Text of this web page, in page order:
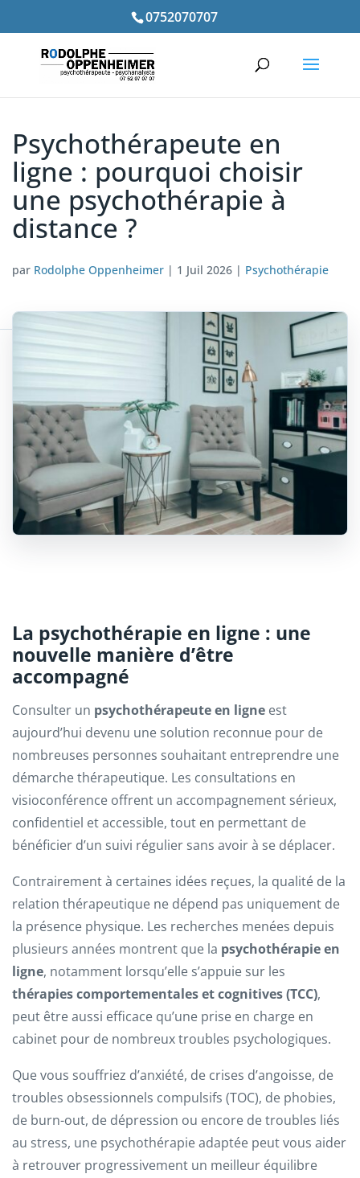
0752070707
Psychothérapeute en
ligne : pourquoi choisir
une psychothérapie à
distance ?
par Rodolphe Oppenheimer | 1 Juil 2026 | Psychothérapie
La psychothérapie en ligne : une
nouvelle manière d’être
accompagné
Consulter un psychothérapeute en ligne est
aujourd’hui devenu une solution reconnue pour de
nombreuses personnes souhaitant entreprendre une
démarche thérapeutique. Les consultations en
visioconférence offrent un accompagnement sérieux,
confidentiel et accessible, tout en permettant de
bénéficier d’un suivi régulier sans avoir à se déplacer.
Contrairement à certaines idées reçues, la qualité de la
relation thérapeutique ne dépend pas uniquement de
la présence physique. Les recherches menées depuis
plusieurs années montrent que la psychothérapie en
ligne, notamment lorsqu’elle s’appuie sur les
thérapies comportementales et cognitives (TCC),
peut être aussi efficace qu’une prise en charge en
cabinet pour de nombreux troubles psychologiques.
Que vous souffriez d’anxiété, de crises d’angoisse, de
troubles obsessionnels compulsifs (TOC), de phobies,
de burn-out, de dépression ou encore de troubles liés
au stress, une psychothérapie adaptée peut vous aider
à retrouver progressivement un meilleur équilibre